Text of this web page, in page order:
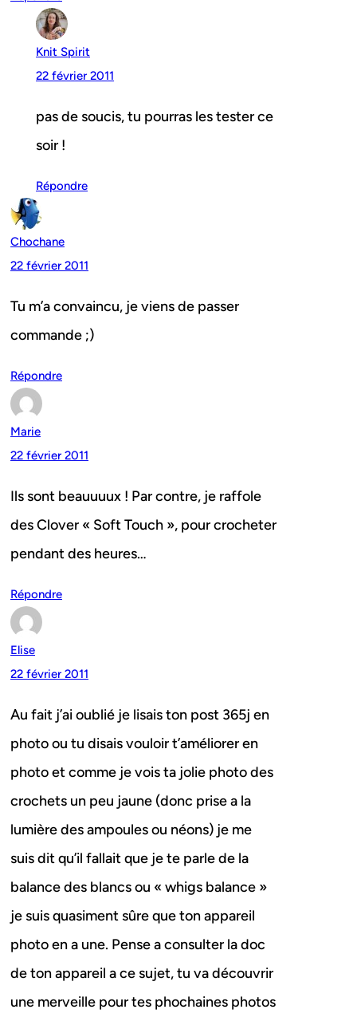
Knit Spirit
22 février 2011
pas de soucis, tu pourras les tester ce
soir !
Répondre
Chochane
22 février 2011
Tu m’a convaincu, je viens de passer
commande ;)
Répondre
Marie
22 février 2011
Ils sont beauuuux ! Par contre, je raffole
des Clover « Soft Touch », pour crocheter
pendant des heures…
Répondre
Elise
22 février 2011
Au fait j’ai oublié je lisais ton post 365j en
photo ou tu disais vouloir t’améliorer en
photo et comme je vois ta jolie photo des
crochets un peu jaune (donc prise a la
lumière des ampoules ou néons) je me
suis dit qu’il fallait que je te parle de la
balance des blancs ou « whigs balance »
je suis quasiment sûre que ton appareil
photo en a une. Pense a consulter la doc
de ton appareil a ce sujet, tu va découvrir
une merveille pour tes phochaines photos